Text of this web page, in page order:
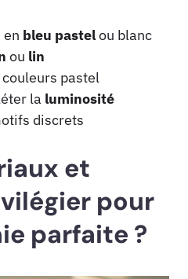
bleu pastelou blanc
ou lin
pastel
la luminosité
discrets
et
pour
parfaite ?